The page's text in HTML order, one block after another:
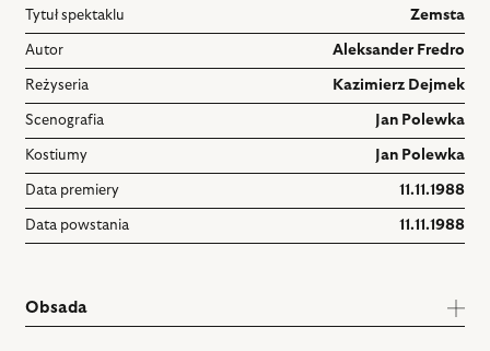
Tytuł spektaklu Zemsta
Autor Aleksander Fredro
Reżyseria Kazimierz Dejmek
Scenografia Jan Polewka
Kostiumy Jan Polewka
Data premiery 11.11.1988
Data powstania 11.11.1988
Obsada